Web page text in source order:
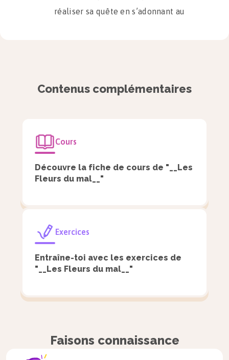
réaliser sa quête en s’adonnant au
« Fleurs du mal » (le voyage dans les
Satan mais reste sans réponse) ;
« La Mort » (dernière section qui est
aussi le dernier remède aux
d’inspiration
Dans la section « Tableaux parisiens » se
Contrairement àBalzacouHugo,
Contenus complémentaires
Cours
Découvre la fiche de cours de "__Les
Fleurs du mal__"
Exercices
Entraîne-toi avec les exercices de
"__Les Fleurs du mal__"
Faisons connaissance